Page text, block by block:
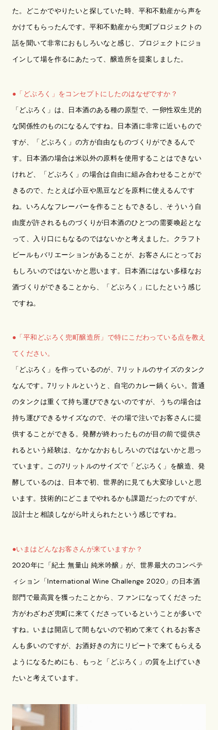
た。どこかでやりたいと探していた時、平和不動産から声を
かけてもらったんです。平和不動産から兜町プロジェクトの
話を聞いて非常におもしろいなと感じ、プロジェクトにジョ
インして場を作るにあたって、醸造所を提案しました。
●「どぶろく」をコンセプトにしたのはなぜですか？
「どぶろく」は、日本酒のある種の原型で、一卵性双生児的
な関係性のものになるんですね。日本酒に非常に近いもので
すが、「どぶろく」の方が自由なものづくりができるんで
す。日本酒の場合は米以外の原料を使用することはできない
けれど、「どぶろく」の場合は自由に組み合わせることがで
きるので、たとえば小豆や黒豆などを原料に使えるんです
ね。いろんなフレーバーを作ることもできるし、そういう自
由度が許されるものづくりが日本酒のひとつの需要喚起とな
って、入り口にもなるのではないかと考えました。クラフト
ビールもバリエーションがあることが、お客さんにとってお
もしろいのではないかと思います。日本酒にはない多様なお
酒づくりができることから、「どぶろく」にしたという感じ
ですね。
●「平和どぶろく兜町醸造所」で特にこだわっている点を教え
てください。
「どぶろく」を作っているのが、7リットルのサイズのタンク
なんです。7リットルというと、自宅のカレー鍋くらい。普通
のタンクは重くて持ち運びできないのですが、うちの場合は
持ち運びできるサイズなので、その場で注いでお客さんに提
供することができる。発酵が終わったものが目の前で提供さ
れるという経験は、なかなかおもしろいのではないかと思っ
ています。この7リットルのサイズで「どぶろく」を醸造、発
酵しているのは、日本で初、世界的に見ても大変珍しいと思
います。技術的にどこまでやれるかも課題だったのですが、
設計士と相談しながら叶えられたという感じですね。
●いまはどんなお客さんが来ていますか？
2020年に「紀土 無量山 純米吟醸」が、世界最大のコンペテ
ィション「International Wine Challenge 2020」の日本酒
部門で最高賞を獲ったことから、ファンになってくださった
方がわざわざ兜町に来てくださっているということが多いで
すね。いまは開店して間もないので初めて来てくれるお客さ
んも多いのですが、お酒好きの方にリピートで来てもらえる
ようになるためにも、もっと「どぶろく」の質を上げていき
たいと考えています。